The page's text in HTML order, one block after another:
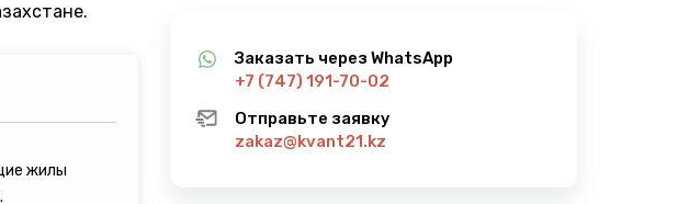
жилы
.
Заказать через WhatsApp
+7 (747) 191-70-02
Отправьте заявку
zakaz@kvant21.kz